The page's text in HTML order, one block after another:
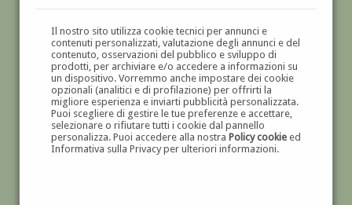
Il nostro sito utilizza cookie tecnici per annunci e
contenuti personalizzati, valutazione degli annunci e del
contenuto, osservazioni del pubblico e sviluppo di
prodotti, per archiviare e/o accedere a informazioni su
un dispositivo. Vorremmo anche impostare dei cookie
opzionali (analitici e di profilazione) per offrirti la
migliore esperienza e inviarti pubblicità personalizzata.
Puoi scegliere di gestire le tue preferenze e accettare,
selezionare o rifiutare tutti i cookie dal pannello
personalizza. Puoi accedere alla nostra Policy cookieed
Informativa sulla Privacy per ulteriori informazioni.
GALLERIAD'ARTE
DIPINTI E SCULTURE '800 E '900